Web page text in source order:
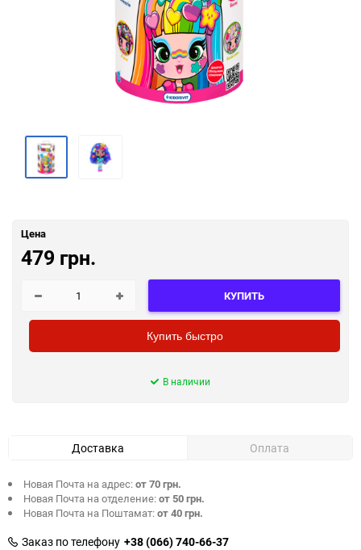
Цена
479 грн.
КУПИТЬ
Купить быстро
В наличии
Доставка Оплата
Новая Почта на адрес:от 70 грн.
Новая Почта на отделение:от 50 грн.
Новая Почта на Поштамат:от 40 грн.
Заказ по телефону +38 (066) 740-66-37